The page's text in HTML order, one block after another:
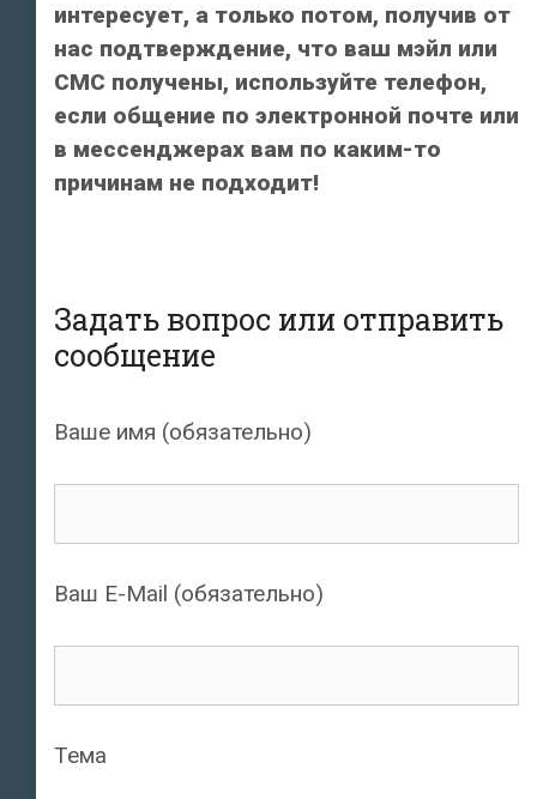
интересует, а только потом, получив от
нас подтверждение, что ваш мэйл или
СМС получены, используйте телефон,
если общение по электронной почте или
в мессенджерах вам по каким-то
причинам не подходит!
Задать вопрос или отправить
сообщение
Ваше имя (обязательно)
Ваш E-Mail (обязательно)
Тема